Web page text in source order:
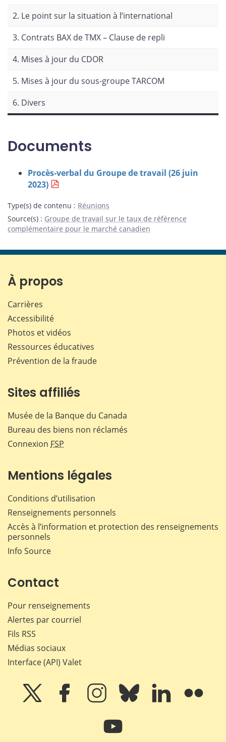
2. Le point sur la situation à l’international
3. Contrats BAX de TMX – Clause de repli
4. Mises à jour du CDOR
5. Mises à jour du sous-groupe TARCOM
6. Divers
Documents
Procès-verbal du Groupe de travail (26 juin
2023)
Type(s) de contenu : Réunions
Source(s) : Groupe de travail sur le taux de référence
complémentaire pour le marché canadien
À propos
Carrières
Accessibilité
Photos et vidéos
Ressources éducatives
Prévention de la fraude
Sites affiliés
Musée de la Banque du Canada
Bureau des biens non réclamés
Connexion FSP
Mentions légales
Conditions d’utilisation
Renseignements personnels
Accès à l’information et protection des renseignements
personnels
Info Source
Contact
Pour renseignements
Alertes par courriel
Fils RSS
Médias sociaux
Interface (API) Valet